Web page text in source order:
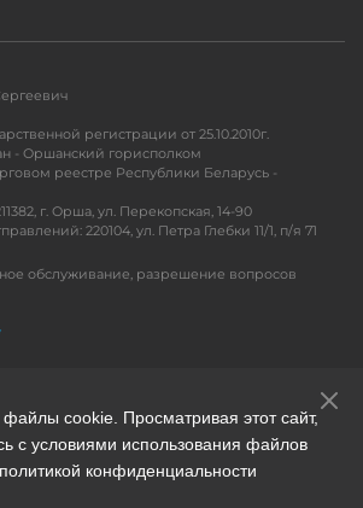
регистрации от 25.10.2010г.
- Оршанский горисполком
реестре Республики Беларусь -
г. Орша, ул. Перекопская, 14-90
220104, ул. Петра Глебки 11/1, п/я 71
обслуживание, разрешение вопросов
файлы cookie. Просматривая этот сайт,
с условиями использования файлов
конфиденциальности